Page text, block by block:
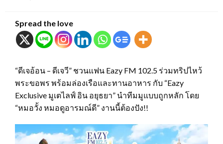
Spread the love
“ดีเจอ้อน – ดีเจวี” ชวนแฟน Eazy FM 102.5 ร่วมทริปไหว้
พระขอพร พร้อมล่องเรือและทานอาหาร กับ “Eazy
Exclusive มูเตไลฟ์ อิน อยุธยา” นำทีมมูแบบถูกหลัก โดย
“หมอวั้ง หมอดูอารมณ์ดี” งานนี้ต้องปัง!!